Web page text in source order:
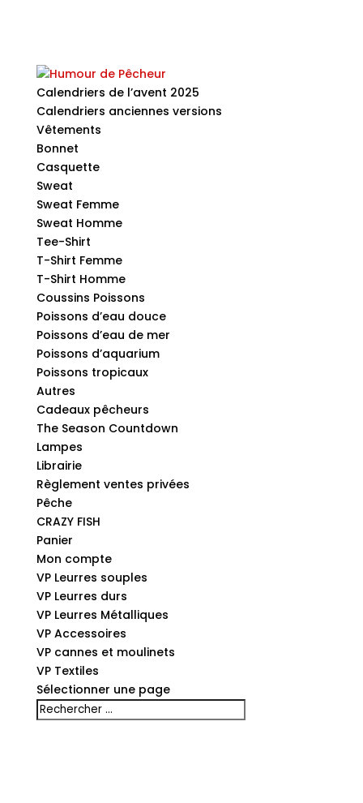
Calendriers de l’avent 2025
Calendriers anciennes versions
Vêtements
Bonnet
Casquette
Sweat
Sweat Femme
Sweat Homme
Tee-Shirt
T-Shirt Femme
T-Shirt Homme
Coussins Poissons
Poissons d’eau douce
Poissons d’eau de mer
Poissons d’aquarium
Poissons tropicaux
Autres
Cadeaux pêcheurs
The Season Countdown
Lampes
Librairie
Règlement ventes privées
Pêche
CRAZY FISH
Panier
Mon compte
VP Leurres souples
VP Leurres durs
VP Leurres Métalliques
VP Accessoires
VP cannes et moulinets
VP Textiles
Sélectionner une page